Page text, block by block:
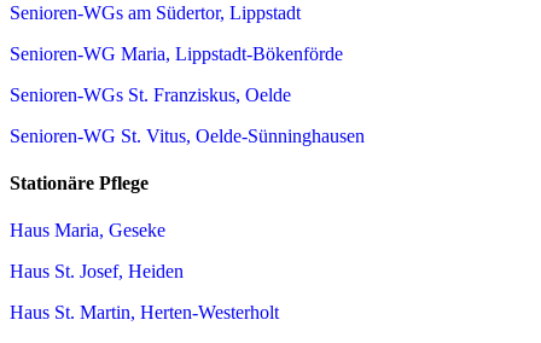
Senioren-WGs am Südertor, Lippstadt
Senioren-WG Maria, Lippstadt-Bökenförde
Senioren-WGs St. Franziskus, Oelde
Senioren-WG St. Vitus, Oelde-Sünninghausen
Stationäre Pflege
Haus Maria, Geseke
Haus St. Josef, Heiden
Haus St. Martin, Herten-Westerholt